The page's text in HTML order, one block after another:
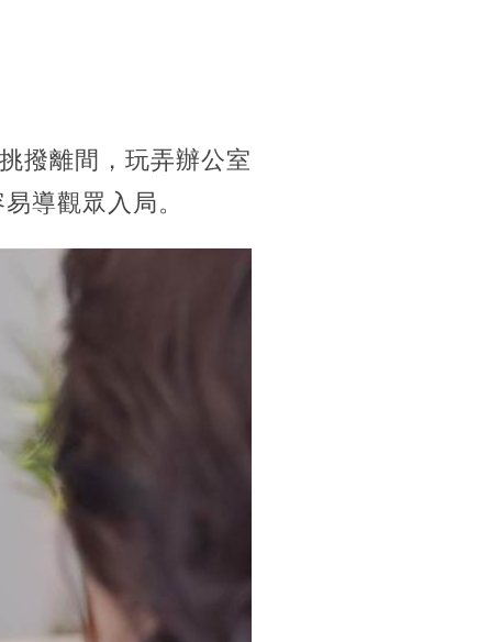
撥離間，玩弄辦公室
導觀眾入局。